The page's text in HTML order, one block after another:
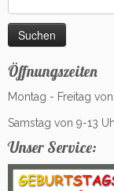
nach:
Öffnungszeiten
Montag - Freitag
Samstag von 9-13
Unser Service: